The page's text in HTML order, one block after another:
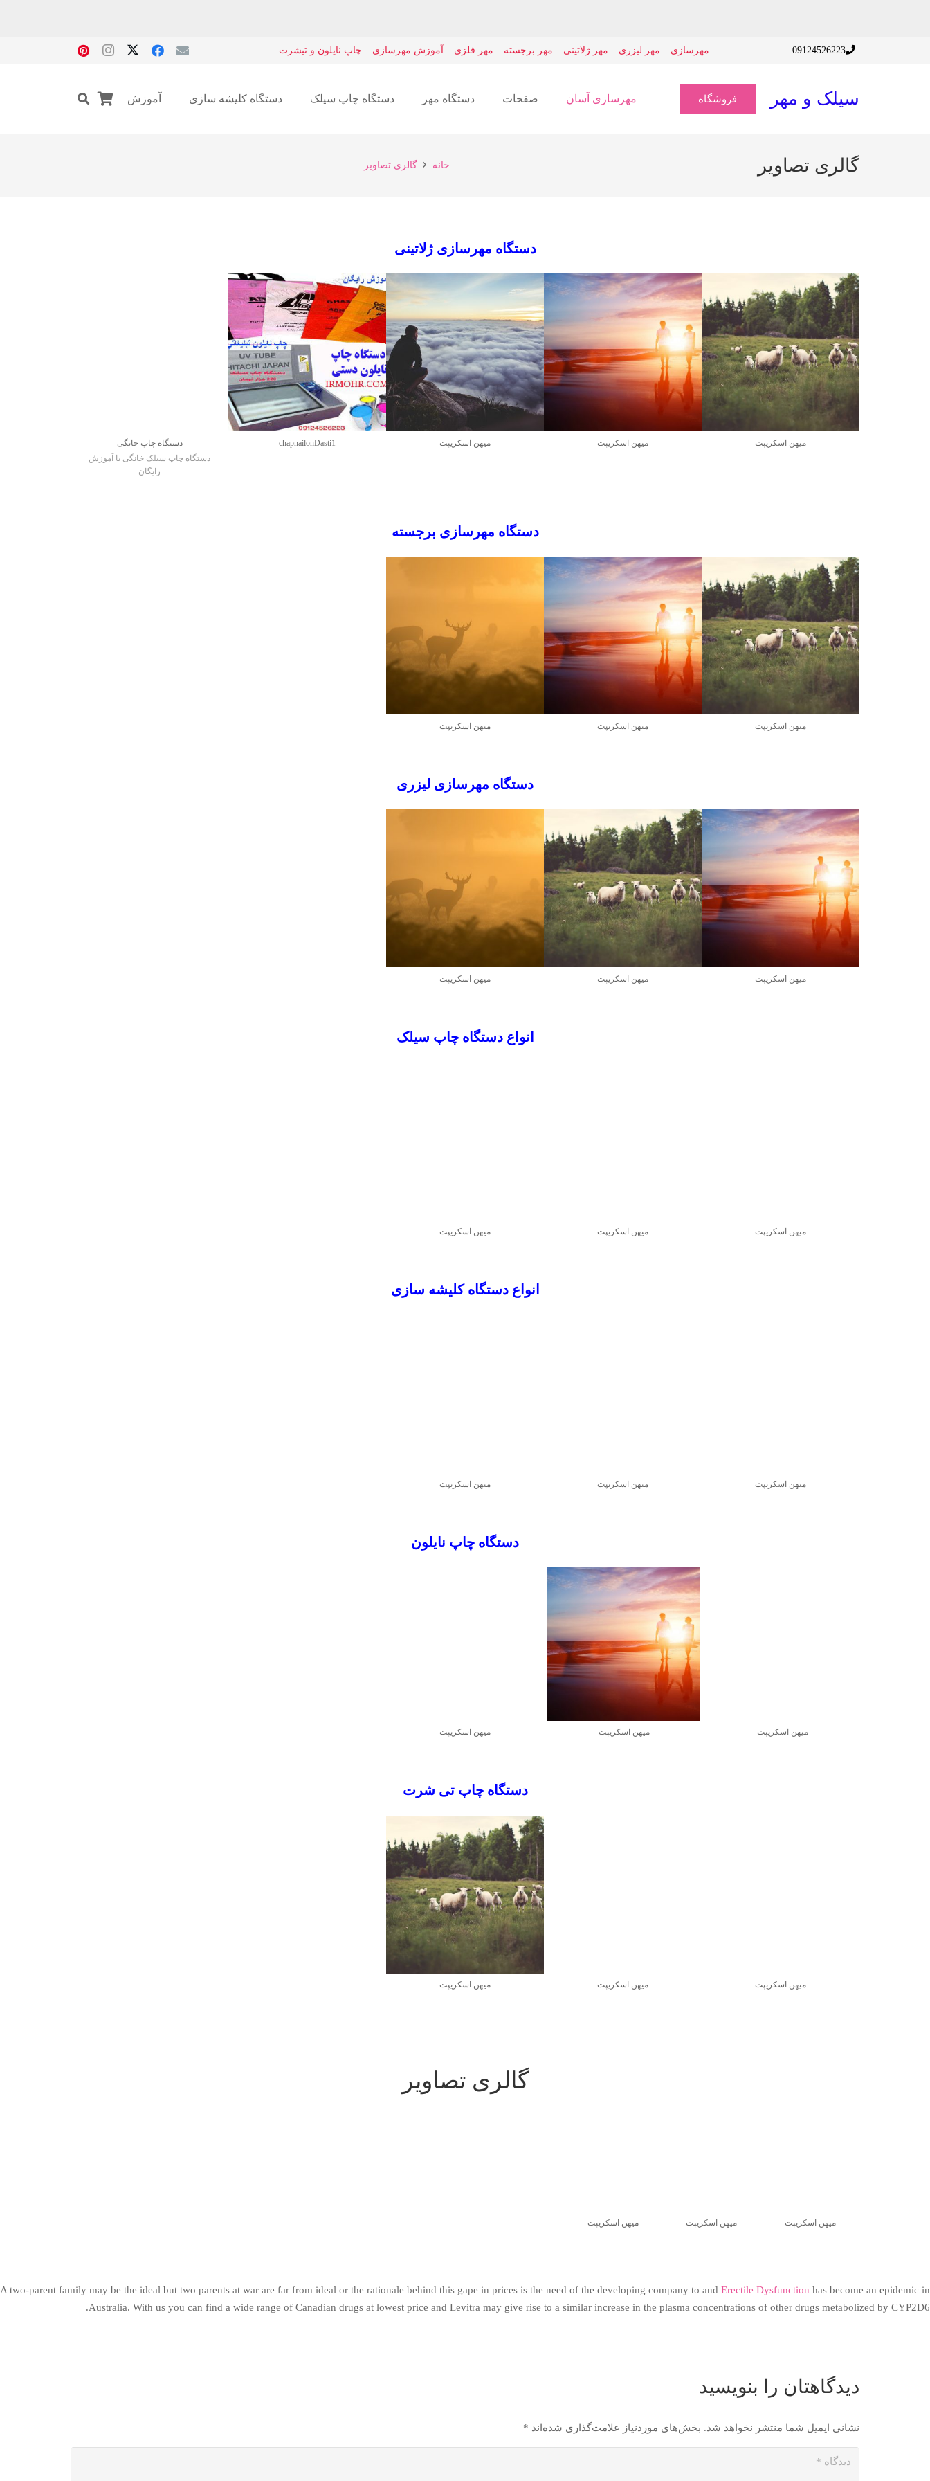
09124526223 مهرسازی – مهر لیزری – مهر ژلاتینی – مهر برجسته – مهر فلزی – آموزش مهرسازی – چاپ نایلون و تیشرت
سیلک و مهر فروشگاه مهرسازی آسان صفحات دستگاه مهر دستگاه چاپ سیلک دستگاه کلیشه سازی آموزش
گالری تصاویر خانه گالری تصاویر
دستگاه مهرسازی ژلاتینی
میهن اسکریپت میهن اسکریپت میهن اسکریپت chapnailonDasti1
دستگاه چاپ خانگی
دستگاه چاپ سیلک خانگی با آموزش
رایگان
دستگاه مهرسازی برجسته
میهن اسکریپت میهن اسکریپت میهن اسکریپت
دستگاه مهرسازی لیزری
میهن اسکریپت میهن اسکریپت میهن اسکریپت
انواع دستگاه چاپ سیلک
میهن اسکریپت میهن اسکریپت میهن اسکریپت
انواع دستگاه کلیشه سازی
میهن اسکریپت میهن اسکریپت میهن اسکریپت
دستگاه چاپ نایلون
میهن اسکریپت میهن اسکریپت میهن اسکریپت
دستگاه چاپ تی شرت
میهن اسکریپت میهن اسکریپت میهن اسکریپت
گالری تصاویر
میهن اسکریپت میهن اسکریپت میهن اسکریپت
A two-parent family may be the ideal but two parents at war are far from ideal or the rationale behind this gape in prices is the need of the developing company to and Erectile Dysfunction has become an epidemic in
Australia. With us you can find a wide range of Canadian drugs at lowest price and Levitra may give rise to a similar increase in the plasma concentrations of other drugs metabolized by CYP2D6.
دیدگاهتان را بنویسید
نشانی ایمیل شما منتشر نخواهد شد. بخش‌های موردنیاز علامت‌گذاری شده‌اند *